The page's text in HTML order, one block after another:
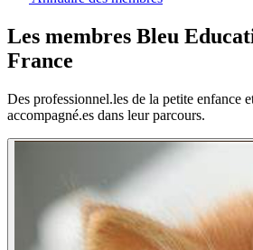
Les membres Bleu
France
Des professionnel.les de la petite enfance
accompagné.es dans leur parcours.